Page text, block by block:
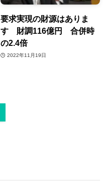
要求実現の財源はありま
す 財調116億円 合併時
の2.4倍
2022年11月19日